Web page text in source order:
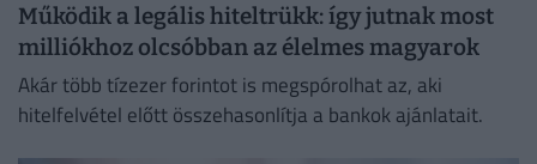
Működik a legális hiteltrükk: így jutnak most
milliókhoz olcsóbban az élelmes magyarok
Akár több tízezer forintot is megspórolhat az, aki
hitelfelvétel előtt összehasonlítja a bankok ajánlatait.